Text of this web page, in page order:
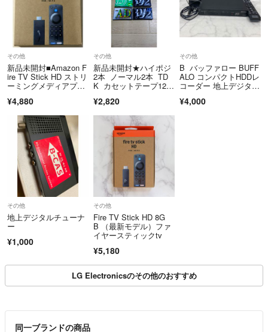
その他
新品未開封■Amazon F
ire TV Stick HD ストリ
ーミングメディアプレ
¥4,880
その他
新品未開封★ハイポジ
2本 ノーマル2本 TD
K カセットテープ120
¥2,820
その他
B バッファロー BUFF
ALO コンパクトHDDレ
コーダー 地上デジタ
¥4,000
その他
地上デジタルチューナ
ー
¥1,000
その他
Fire TV Stick HD 8G
B （最新モデル）ファ
イヤースティックtv
¥5,180
LG Electronicsのその他のおすすめ
同一ブランドの商品